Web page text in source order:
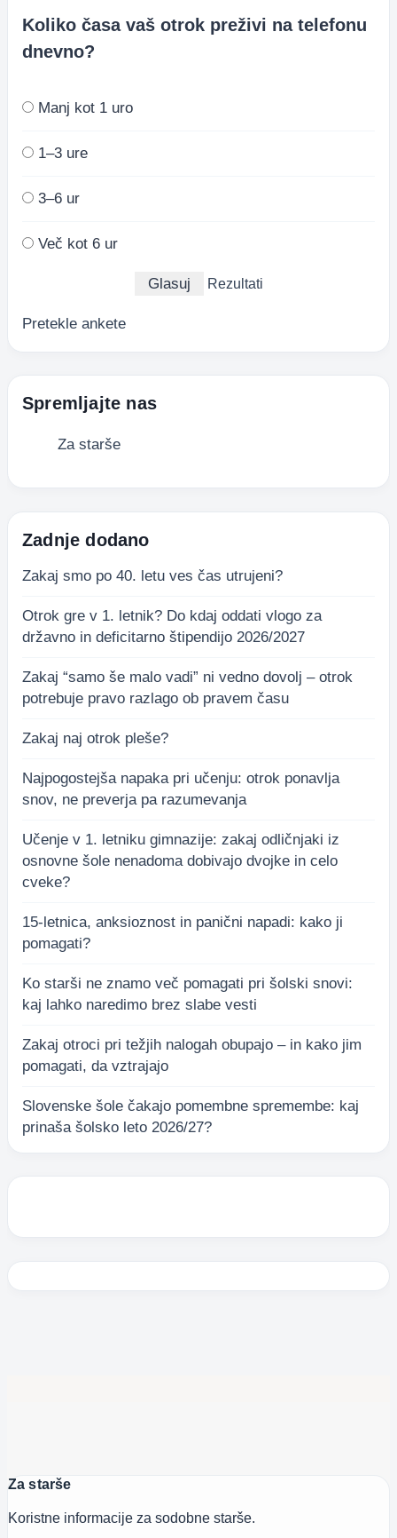
Koliko časa vaš otrok preživi na telefonu
dnevno?
Manj kot 1 uro
1–3 ure
3–6 ur
Več kot 6 ur
Rezultati
Pretekle ankete
Spremljajte nas
Za starše
Zadnje dodano
Zakaj smo po 40. letu ves čas utrujeni?
Otrok gre v 1. letnik? Do kdaj oddati vlogo za
državno in deficitarno štipendijo 2026/2027
Zakaj “samo še malo vadi” ni vedno dovolj – otrok
potrebuje pravo razlago ob pravem času
Zakaj naj otrok pleše?
Najpogostejša napaka pri učenju: otrok ponavlja
snov, ne preverja pa razumevanja
Učenje v 1. letniku gimnazije: zakaj odličnjaki iz
osnovne šole nenadoma dobivajo dvojke in celo
cveke?
15-letnica, anksioznost in panični napadi: kako ji
pomagati?
Ko starši ne znamo več pomagati pri šolski snovi:
kaj lahko naredimo brez slabe vesti
Zakaj otroci pri težjih nalogah obupajo – in kako jim
pomagati, da vztrajajo
Slovenske šole čakajo pomembne spremembe: kaj
prinaša šolsko leto 2026/27?
Za starše
Koristne informacije za sodobne starše.